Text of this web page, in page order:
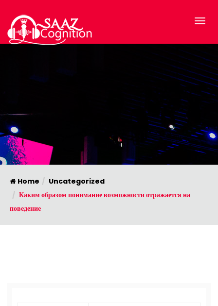
Home
Uncategorized
Каким образом понимание возможности отражается на
поведение